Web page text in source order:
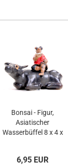
Bonsai - Figur,
Asiatischer
Wasserbüffel 8 x 4 x
6,95 EUR